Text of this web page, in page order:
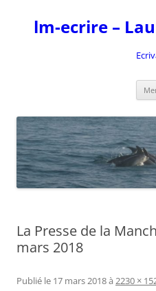
contenu
lm-ecrire –
La Presse de la
mars 2018
Publié le 17 mars 2018à 2230 ×